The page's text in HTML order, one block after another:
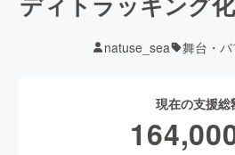
natuse_sea 舞台・
現在の支援総